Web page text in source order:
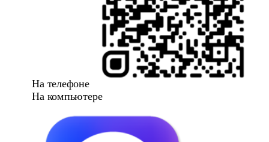
На телефоне
На компьютере